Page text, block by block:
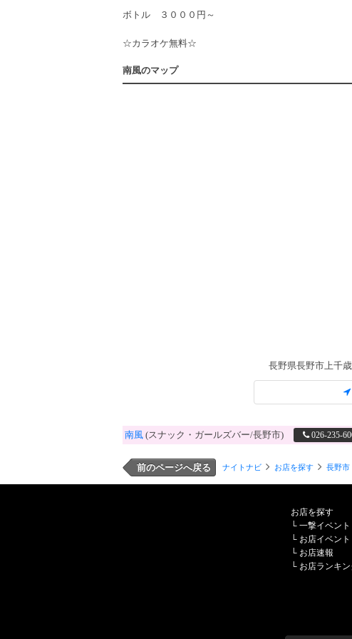
ボトル ３０００円～
☆カラオケ無料☆
南風のマップ
長野県長野市上千
南風 (スナック・ガールズバー/長野市) 026-235-
前のページへ戻る ナイトナビ お店を探す 長野市
お店を探す
└ 一撃イベント
└ お店イベント
└ お店速報
└ お店ランキ